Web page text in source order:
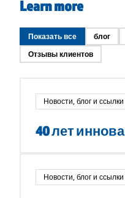
Learn more
Показать все блог
Отзывы клиентов
Новости, блог и ссылки
40 лет
Новости, блог и ссылки